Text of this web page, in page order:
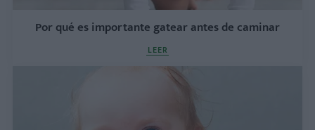
Por qué es importante gatear antes de caminar
LEER